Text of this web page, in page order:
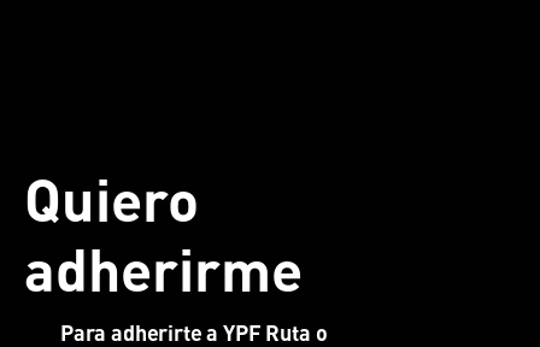
Quiero
adherirme
Para adherirte a YPF Ruta o